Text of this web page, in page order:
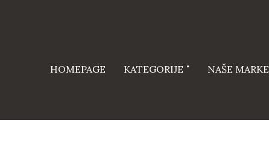
HOMEPAGE KATEGORIJE NAŠE MARKE